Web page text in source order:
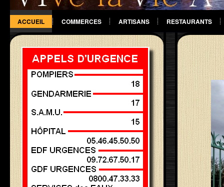
ACCUEIL COMMERCES ARTISANS RESTAURANTS
DIVERS